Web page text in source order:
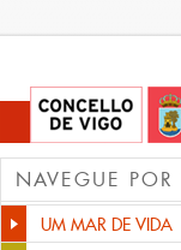
NAVEGUE POR
UM MAR DE VIDA